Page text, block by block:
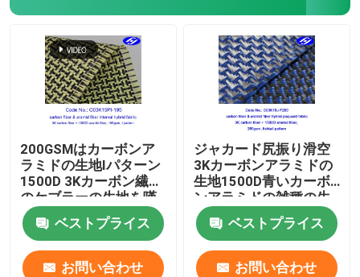
工業用フェルトロール
防火効力のある反射生地
200GSMはカーボンア
ラミドの生地Iパターン
1500D 3Kカーボン繊維
のケブラーの生地を嘆
きます
ベストプライス
お問い合わせ
ジャカード尻振り滑空
3Kカーボンアラミドの
生地1500D青いカーボ
ンアラミドの雑種の生
地
ベストプライス
お問い合わせ